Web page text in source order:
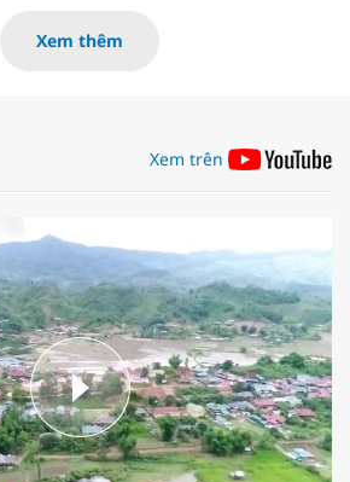
Xem thêm
Xem trên